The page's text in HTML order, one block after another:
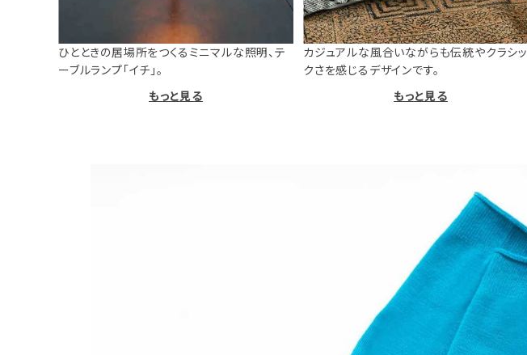
ひとときの居場所をつくるミニマルな照明、テ
ーブルランプ「イチ」。
もっと見る
カジュアルな風合いながらも伝統やクラシッ
クさを感じるデザインです。
もっと見る